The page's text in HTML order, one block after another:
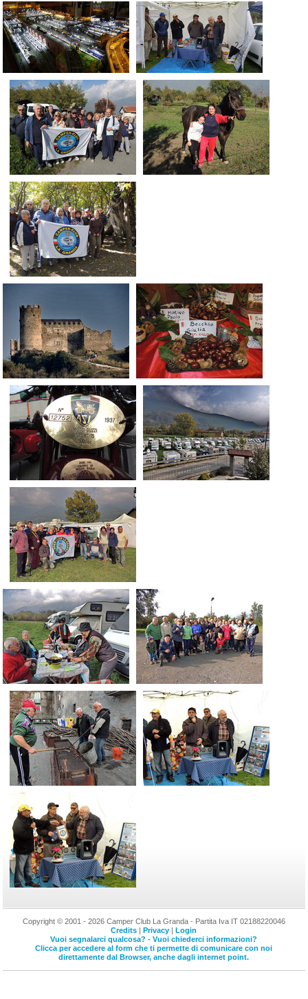
Copyright © 2001 - 2026 Camper Club La Granda - Partita Iva IT 02188220046
Credits
Privacy
Login
Vuoi segnalarci qualcosa? - Vuoi chiederci informazioni?
Clicca per accedere al form che ti permette di comunicare con noi
direttamente dal Browser, anche dagli internet point.